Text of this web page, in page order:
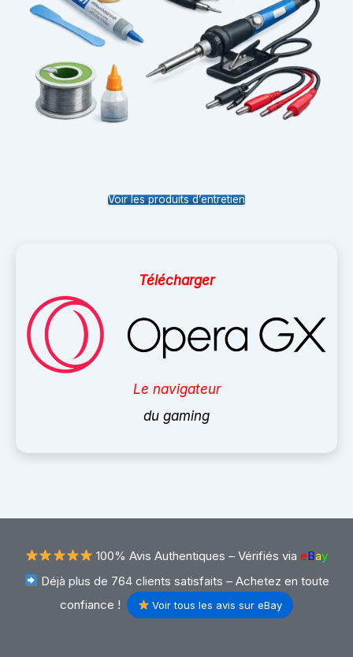
Voir les produits d’entretien
Télécharger
Le navigateur
du gaming
100% Avis Authentiques – Vérifiés via eBay
Déjà plus de 764 clients satisfaits – Achetez en toute
confiance !
Voir tous les avis sur eBay